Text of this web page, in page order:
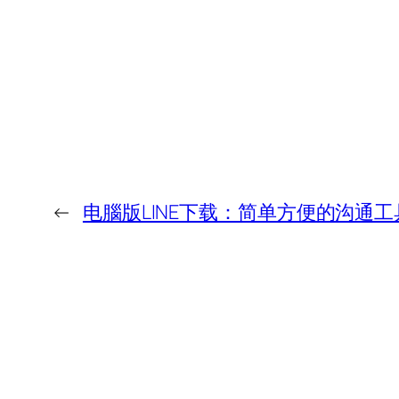
← 电腦版LINE下载：简单方便的沟通